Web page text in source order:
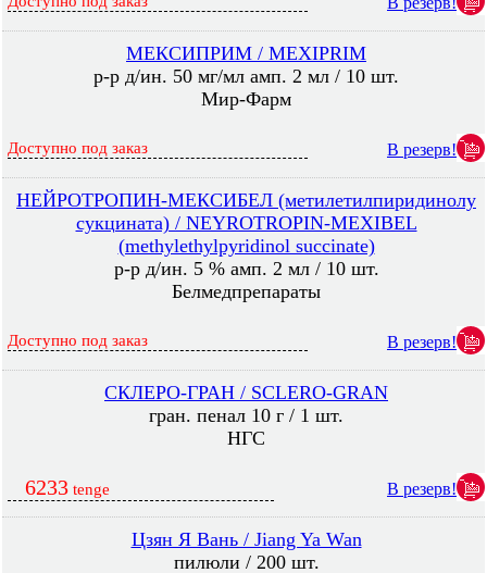
МЕКСИПРИМ / MEXIPRIM
р-р д/ин. 50 мг/мл амп. 2 мл / 10 шт.
Мир-Фарм
Доступно под заказ В резерв!
НЕЙРОТРОПИН-МЕКСИБЕЛ (метилетилпиридинолу
сукцината) / NEYROTROPIN-MEXIBEL
(methylethylpyridinol succinate)
р-р д/ин. 5 % амп. 2 мл / 10 шт.
Белмедпрепараты
Доступно под заказ В резерв!
СКЛЕРО-ГРАН / SCLERO-GRAN
гран. пенал 10 г / 1 шт.
НГС
6233 tenge В резерв!
Цзян Я Вань / Jiang Ya Wan
пилюли / 200 шт.